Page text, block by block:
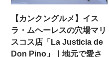
【カンクングルメ】イス
ラ・ムヘーレスの穴場マリ
スコス店「La Justicia de
Don Pino」｜地元で愛さ